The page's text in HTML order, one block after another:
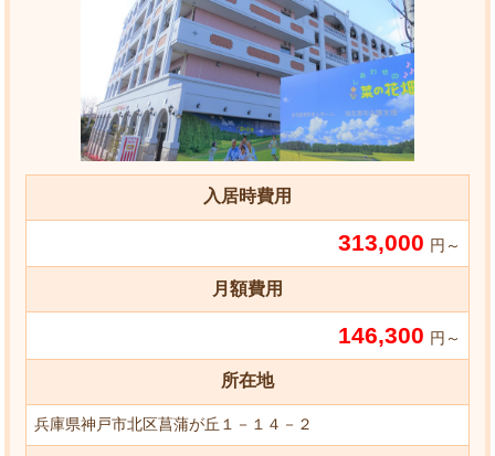
入居時費用
313,000 円～
月額費用
146,300 円～
所在地
兵庫県神戸市北区菖蒲が丘１－１４－２